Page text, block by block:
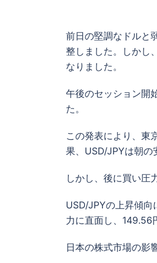
前日の堅調なドルと
整しました。しかし
なりました。
午後のセッション開
た。
この発表により、東
果、USD/JPYは朝
しかし、後に買い圧
USD/JPYの上昇傾
力に直面し、149.56
日本の株式市場の影